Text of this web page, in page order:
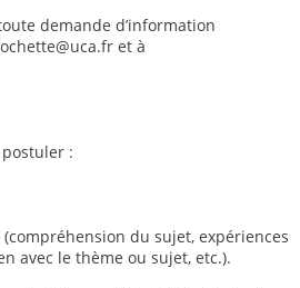
demande d’information
et à
:
du sujet, expériences
avec le thème ou sujet, etc.).